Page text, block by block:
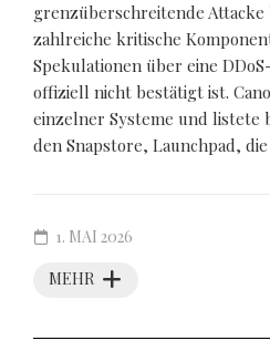
grenzüberschreitende
zahlreiche kritische
Spekulationen über eine
offiziell nicht bestätigt ist.
einzelner Systeme und listete
den Snapstore, Launchpad,
MEHR
1. MAI 2026